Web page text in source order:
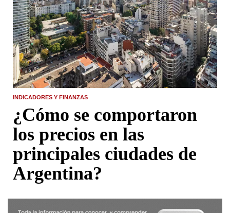
INDICADORES Y FINANZAS
¿Cómo se comportaron
los precios en las
principales ciudades de
Argentina?